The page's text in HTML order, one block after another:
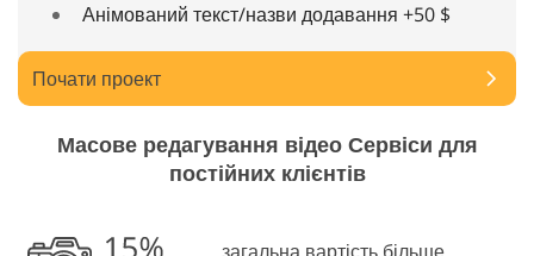
Анімований текст/назви додавання +50 $
Почати проект
Масове редагування відео Сервіси для
постійних клієнтів